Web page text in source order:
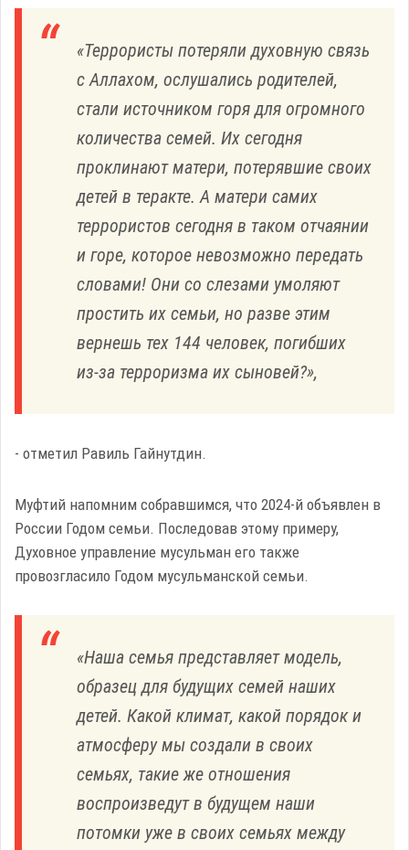
«Террористы потеряли духовную связь
с Аллахом, ослушались родителей,
стали источником горя для огромного
количества семей. Их сегодня
проклинают матери, потерявшие своих
детей в теракте. А матери самих
террористов сегодня в таком отчаянии
и горе, которое невозможно передать
словами! Они со слезами умоляют
простить их семьи, но разве этим
вернешь тех 144 человек, погибших
из-за терроризма их сыновей?»,
- отметил Равиль Гайнутдин.
Муфтий напомним собравшимся, что 2024-й объявлен в
России Годом семьи. Последовав этому примеру,
Духовное управление мусульман его также
провозгласило Годом мусульманской семьи.
«Наша семья представляет модель,
образец для будущих семей наших
детей. Какой климат, какой порядок и
атмосферу мы создали в своих
семьях, такие же отношения
воспроизведут в будущем наши
потомки уже в своих семьях между